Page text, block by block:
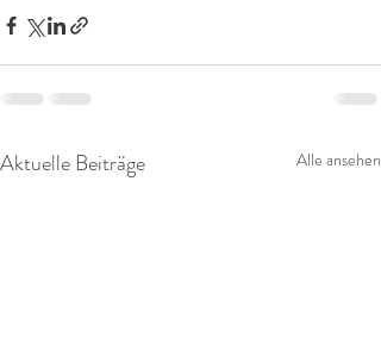
Aktuelle Beiträge Alle ansehen